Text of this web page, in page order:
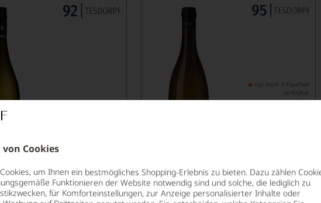
Cookies
um Ihnen ein bestmögliches Shopping-Erlebnis zu bieten. Dazu zählen
Funktionieren der Website notwendig sind und solche, die lediglich zu
für Komforteinstellungen, zur Anzeige personalisierter Inhalte oder
nur noch 3 Flaschen
verfügbar